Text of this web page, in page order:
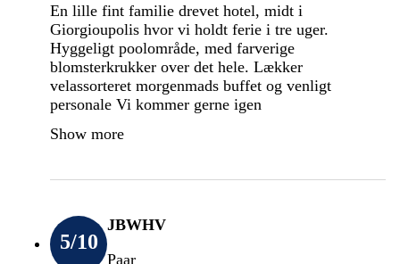
En lille fint familie drevet hotel, midt i
Giorgioupolis hvor vi holdt ferie i tre uger.
Hyggeligt poolområde, med farverige
blomsterkrukker over det hele. Lækker
velassorteret morgenmads buffet og venligt
personale Vi kommer gerne igen
Show more
5/10
JBWHV
Paar